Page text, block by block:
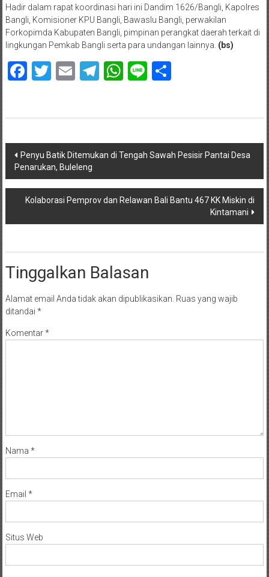
Hadir dalam rapat koordinasi hari ini Dandim 1626/Bangli, Kapolres
Bangli, Komisioner KPU Bangli, Bawaslu Bangli, perwakilan
Forkopimda Kabupaten Bangli, pimpinan perangkat daerah terkait di
lingkungan Pemkab Bangli serta para undangan lainnya. (bs)
Facebook
Twitter
EmailTelegram
WhatsApp
LineShare
Navigasi
pos
Penyu Batik Ditemukan di Tengah Sawah Pesisir Pantai Desa
Penarukan, Buleleng
Kolaborasi Pemprov dan Relawan Bali Bantu 467 KK Miskin di
Kintamani
Tinggalkan Balasan
Alamat email Anda tidak akan dipublikasikan. Ruas yang wajib
ditandai *
Komentar*
Nama *
Email *
Situs Web